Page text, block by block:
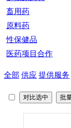
畜用药
原料药
性保健品
医药项目合作
全部 供应 提供服务